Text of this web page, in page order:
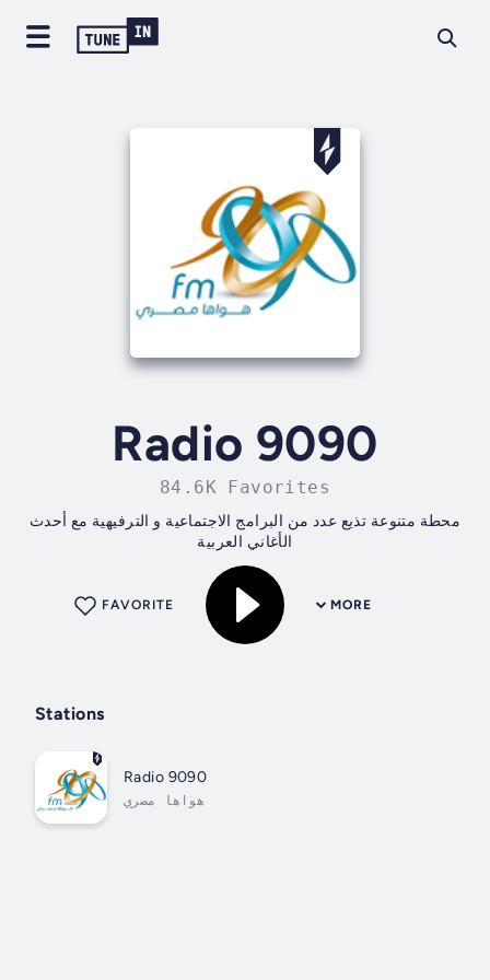
Radio 9090
84.6K Favorites
محطة متنوعة تذيع عدد من البرامج الاجتماعية و الترفيهية مع أحدث
الأغاني العربية
MORE
FAVORITE
Stations
Radio 9090
هواها مصري